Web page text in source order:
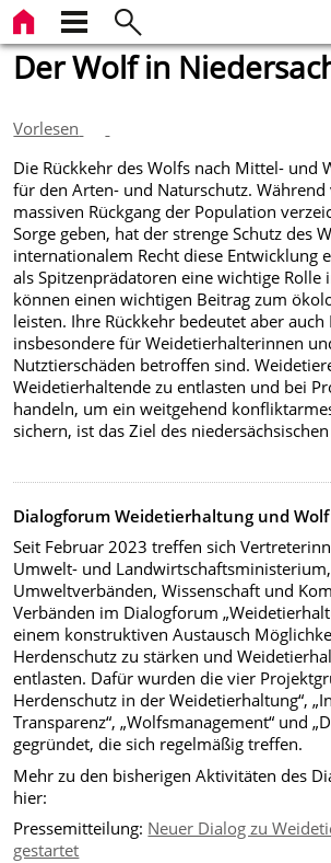
Der Wolf in
Vorlesen
Die Rückkehr des Wolfs nach Mittel- und
für den Arten- und Naturschutz.
massiven Rückgang der Population
Sorge geben, hat der strenge Schutz des
internationalem Recht diese Entwicklung
als Spitzenprädatoren eine wichtige
können einen wichtigen Beitrag zum
leisten. Ihre Rückkehr bedeutet aber
insbesondere für Weidetierhalterinnen
Nutztierschäden betroffen sind.
Weidetierhaltende zu entlasten und bei
handeln, um ein weitgehend
sichern, ist das Ziel des
Dialogforum Weidetierhaltung und Wolf
Seit Februar 2023 treffen sich
Umwelt- und
Umweltverbänden, Wissenschaft und
Verbänden im Dialogforum
einem konstruktiven Austausch
Herdenschutz zu stärken und
entlasten. Dafür wurden die vier
Herdenschutz in der Weidetierhaltung“,
Transparenz“, „Wolfsmanagement“ und
gegründet, die sich regelmäßig treffen.
Mehr zu den bisherigen Aktivitäten des
hier:
Pressemitteilung: Neuer Dialog zu
gestartet